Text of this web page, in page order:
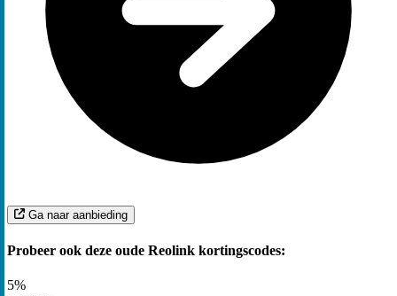
Ga naar aanbieding
Probeer ook deze oude Reolink kortingscodes:
5%